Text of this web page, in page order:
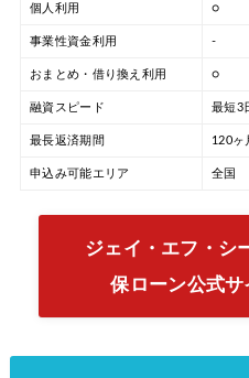
個人利用 ○
事業性資金利用 -
おまとめ・借り換え利用 ○
融資スピード 最短3
最長返済期間 120ヶ
申込み可能エリア 全国
ジェイ・エフ・シ
保ローン公式サ